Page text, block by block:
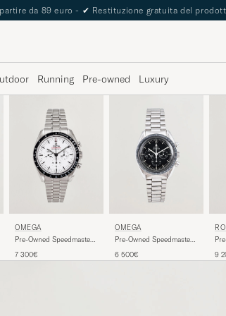
da 89 euro - ✔ Restituzione gratuita del
Running Pre-owned Luxury
OMEGA
Pre-Owned Speedmaster
7 300€
OMEGA
Pre-Owned Speedmaster
6 500€ 9